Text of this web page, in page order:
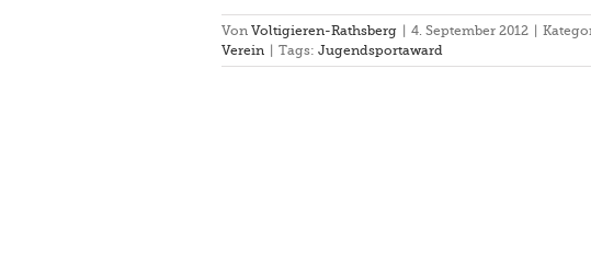
Von Voltigieren-Rathsberg 4. September 2012
Verein
Tags: Jugendsportaward